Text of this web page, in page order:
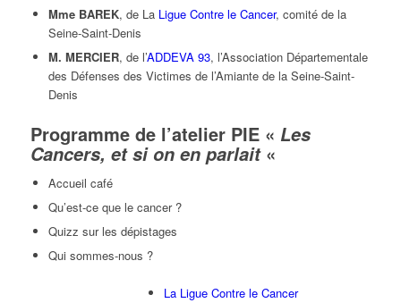
Mme BAREK, de La Ligue Contre le Cancer, comité de la
Seine-Saint-Denis
M. MERCIER, de l’ADDEVA 93, l’Association Départementale
des Défenses des Victimes de l’Amiante de la Seine-Saint-
Denis
Programme de l’atelier PIE « Les
Cancers, et si on en parlait «
Accueil café
Qu’est-ce que le cancer ?
Quizz sur les dépistages
Qui sommes-nous ?
La Ligue Contre le Cancer